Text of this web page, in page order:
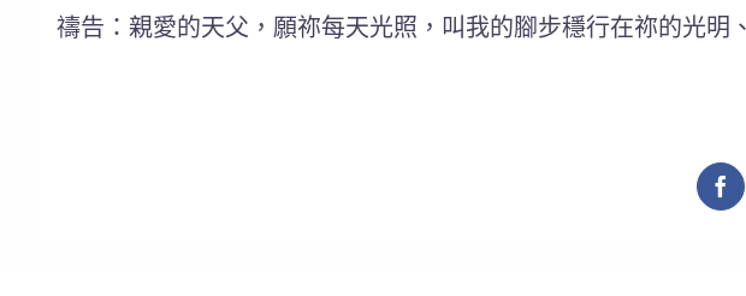
禱告：親愛的天父，願祢每天光照，叫我的腳步穩行在祢的光明